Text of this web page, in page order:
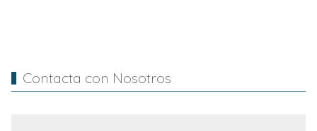
Contacta con Nosotros